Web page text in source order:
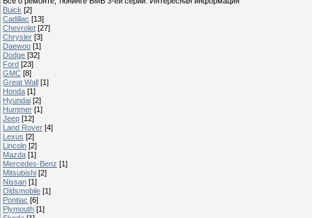
Buick [2]
Cadillac [13]
Chevrolet [27]
Chrysler [3]
Daewoo [1]
Dodge [32]
Ford [23]
GMC [8]
Great Wall
[1]
Honda [1]
Hyundai [2]
Hummer [1]
Jeep [12]
Land Rover [4]
Lexus [2]
Lincoln [2]
Mazda [1]
Mercedes-Benz [1]
Mitsubishi [2]
Nissan [1]
Oldsmobile [1]
Pontiac [6]
Plymouth [1]